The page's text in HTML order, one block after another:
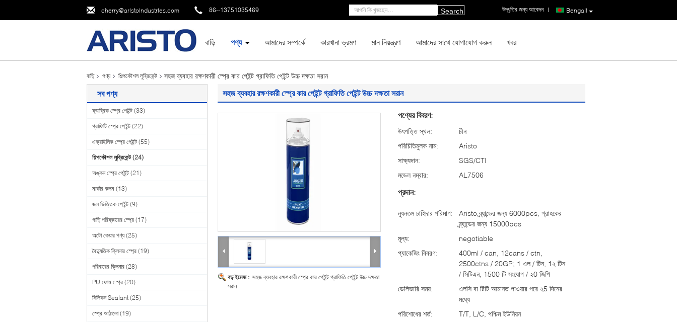
cherry@aristoindustries.com 86--13751035469 Bengali
উদ্ধৃতির জন্য আবেদন |
Search
বাড়ি পণ্য আমাদের সম্পর্কে কারখানা ভ্রমণ মান নিয়ন্ত্রণ আমাদের সাথে যোগাযোগ করুন খবর
বাড়ি পণ্য শিল্পকৌশল লুব্রিকেন্ট সহজ ব্যবহার রক্ষণকারী স্প্রে কার পেইন্ট গ্রাফিতি পেইন্ট উচ্চ দক্ষতা সরান
সব পণ্য
ফ্যাব্রিক স্প্রে পেইন্ট (33)
গ্রাফিটি স্প্রে পেইন্ট (22)
এক্রাইলিক স্প্রে পেইন্ট (55)
শিল্পকৌশল লুব্রিকেন্ট (24)
অঙ্কন স্প্রে পেইন্ট (21)
মার্কার কলম (13)
জল ভিত্তিক পেইন্ট (9)
গাড়ি পরিষ্কারের স্প্রে (17)
অটো কেয়ার পণ্য (25)
বৈদ্যুতিক ক্লিনার স্প্রে (19)
পরিবারের ক্লিনার (28)
PU ফোম স্প্রে (20)
সিলিকন Sealant (25)
স্প্রে আঠালো (19)
সহজ ব্যবহার রক্ষণকারী স্প্রে কার পেইন্ট গ্রাফিতি পেইন্ট উচ্চ দক্ষতা সরান
বড় ইমেজ : সহজ ব্যবহার রক্ষণকারী স্প্রে কার পেইন্ট গ্রাফিতি পেইন্ট উচ্চ দক্ষতা
সরান
পণ্যের বিবরণ:
উৎপত্তি স্থল:
চীন
পরিচিতিমুলক নাম:
Aristo
সাক্ষ্যদান:
SGS/CTI
মডেল নম্বার:
AL7506
প্রদান:
ন্যূনতম চাহিদার পরিমাণ:
Aristo ব্র্যান্ডের জন্য 6000pcs, গ্রাহকের
ব্র্যান্ডের জন্য 15000pcs
মূল্য:
negotiable
প্যাকেজিং বিবরণ:
400ml / can, 12cans / ctn,
2500ctns / 20GP; 1 এল / টিন, 1২ টিন
/ সিটিএন, 1500 টি সংযোগ / ২0 জিপি
ডেলিভারি সময়:
এলসি বা টিটি আমানত পাওয়ার পরে ২5 দিনের
মধ্যে
পরিশোধের শর্ত:
T/T, L/C, পশ্চিম ইউনিয়ন